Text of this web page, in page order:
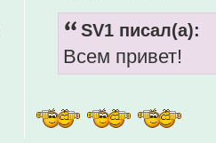
SV1 писал(а):
Всем привет!